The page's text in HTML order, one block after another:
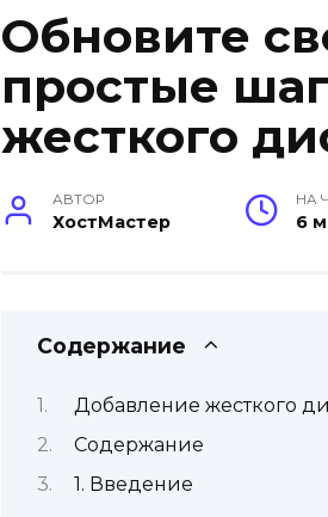
Обновите
простые
жесткого
АВТОР
ХостМастер
НА
6
Содержание
Добавление жесткого
Содержание
1. Введение